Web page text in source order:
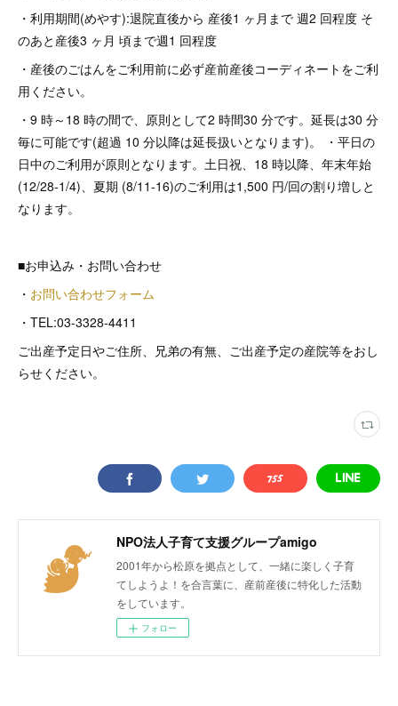
・利用期間(めやす):退院直後から 産後1 ヶ月まで 週2 回程度 そ
のあと産後3 ヶ月 頃まで週1 回程度
・産後のごはんをご利用前に必ず産前産後コーディネートをご利
用ください。
・9 時～18 時の間で、原則として2 時間30 分です。延長は30 分
毎に可能です(超過 10 分以降は延長扱いとなります)。 ・平日の
日中のご利用が原則となります。土日祝、18 時以降、年末年始
(12/28-1/4)、夏期 (8/11-16)のご利用は1,500 円/回の割り増しと
なります。
■お申込み・お問い合わせ
・ お問い合わせフォーム
・TEL:03-3328-4411
ご出産予定日やご住所、兄弟の有無、ご出産予定の産院等をおし
らせください。
NPO法人子育て支援グループamigo
2001年から松原を拠点として、一緒に楽しく子育
てしようよ！を合言葉に、産前産後に特化した活動
をしています。
フォロー